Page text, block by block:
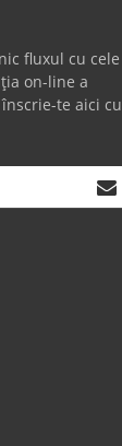
fluxul cu cele
on-line a
te aici cu